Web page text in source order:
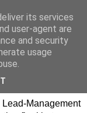
Management
its services
user-agent are
and security
usage